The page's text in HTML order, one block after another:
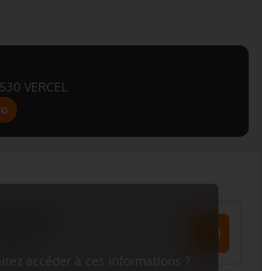
VERCEL
accéder à ces informations ?